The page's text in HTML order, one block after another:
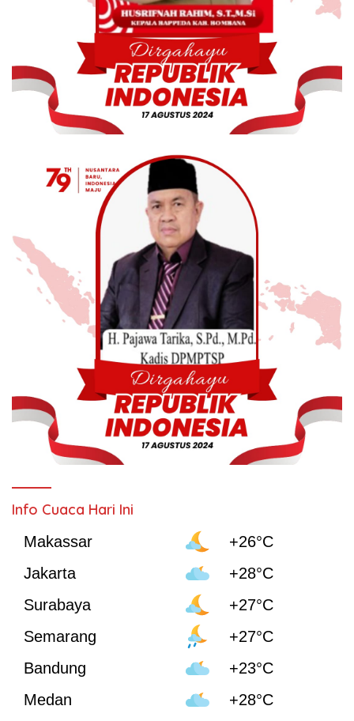
Info Cuaca Hari Ini
Makassar
+26°C
Jakarta
+28°C
Surabaya
+27°C
Semarang
+27°C
Bandung
+23°C
Medan
+28°C